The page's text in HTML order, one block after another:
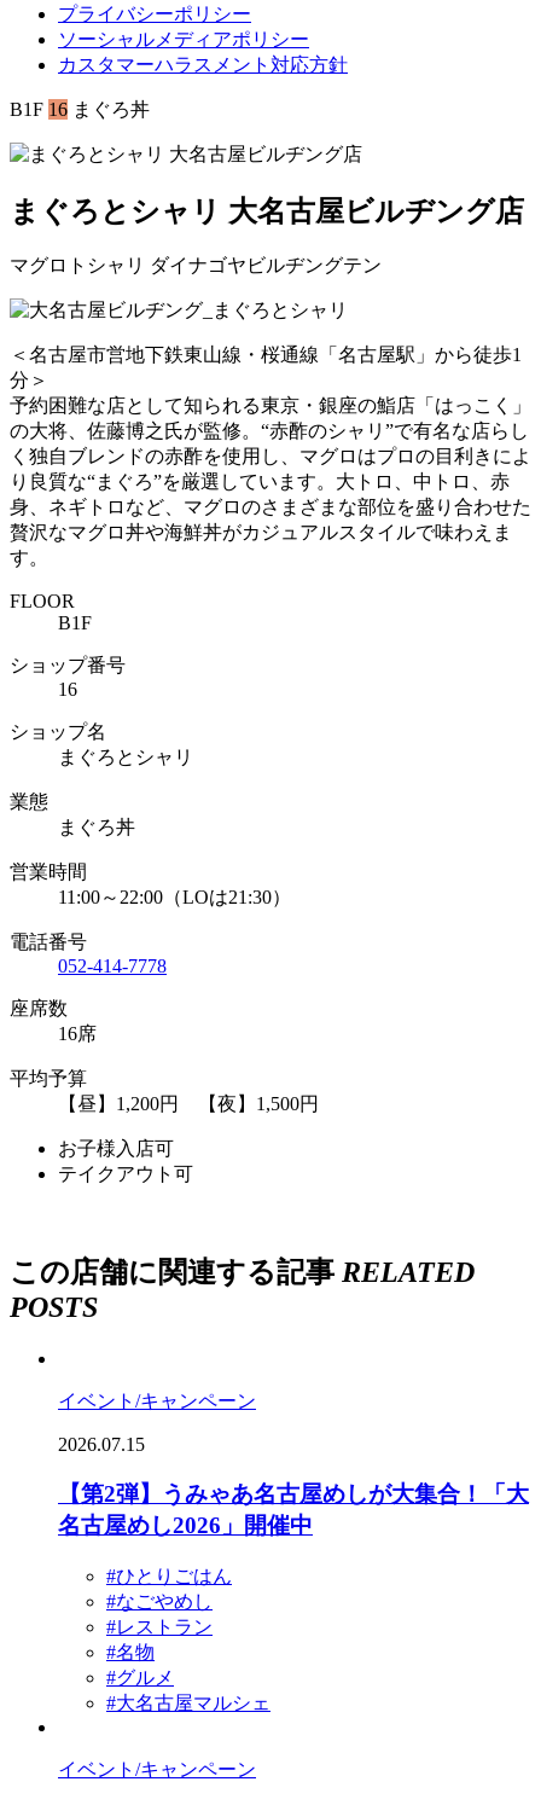
プライバシーポリシー
ソーシャルメディアポリシー
カスタマーハラスメント対応方針
B1F 16 まぐろ丼
まぐろとシャリ 大名古屋ビルヂング店
マグロトシャリ ダイナゴヤビルヂングテン
＜名古屋市営地下鉄東山線・桜通線「名古屋駅」から徒歩1
分＞
予約困難な店として知られる東京・銀座の鮨店「はっこく」
の大将、佐藤博之氏が監修。“赤酢のシャリ”で有名な店らし
く独自ブレンドの赤酢を使用し、マグロはプロの目利きによ
り良質な“まぐろ”を厳選しています。大トロ、中トロ、赤
身、ネギトロなど、マグロのさまざまな部位を盛り合わせた
贅沢なマグロ丼や海鮮丼がカジュアルスタイルで味わえま
す。
FLOOR
B1F
ショップ番号
16
ショップ名
まぐろとシャリ
業態
まぐろ丼
営業時間
11:00～22:00（LOは21:30）
電話番号
052-414-7778
座席数
16席
平均予算
【昼】1,200円 【夜】1,500円
お子様入店可
テイクアウト可
この店舗に関連する記事 RELATED
POSTS
イベント/キャンペーン
2026.07.15
【第2弾】うみゃあ名古屋めしが大集合！「大
名古屋めし2026」開催中
#ひとりごはん
#なごやめし
#レストラン
#名物
#グルメ
#大名古屋マルシェ
イベント/キャンペーン